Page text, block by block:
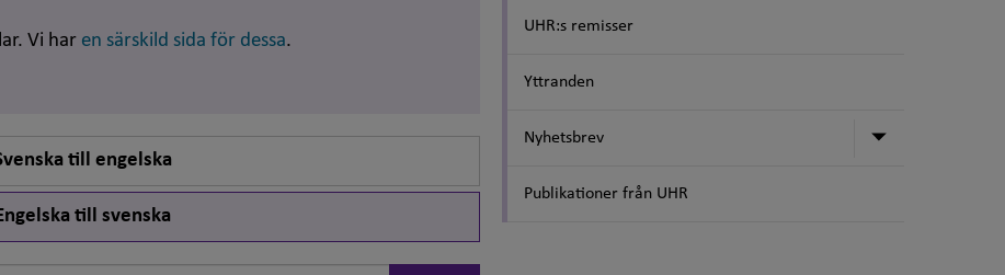
Vi har en särskild sida för dessa.
till engelska
till svenska
UHR:s remisser
Yttranden
Nyhetsbrev Undermeny
Publikationer från UHR